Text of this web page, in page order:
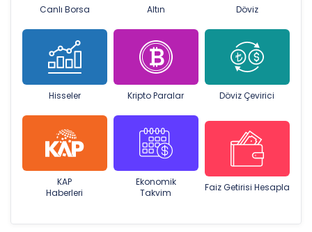
Canlı Borsa Altın Döviz
Hisseler Kripto Paralar Döviz Çevirici
KAP
Haberleri
Ekonomik
Takvim
Faiz Getirisi Hesapla